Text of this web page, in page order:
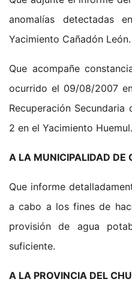
anomalías detectadas
Yacimiento Cañadón León.
Que acompañe
ocurrido el 09/08/2007
Recuperación Secundaria
2 en el Yacimiento Huemul.
A LA MUNICIPALIDAD DE
Que informe
a cabo a los fines de
provisión de agua
suficiente.
A LA PROVINCIA DEL